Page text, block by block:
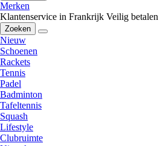
Merken
Klantenservice in Frankrijk Veilig betalen
Zoeken
Nieuw
Schoenen
Rackets
Tennis
Padel
Badminton
Tafeltennis
Squash
Lifestyle
Clubruimte